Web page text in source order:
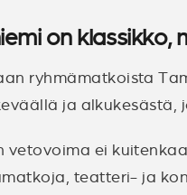
on
ryhmämatkoista
ja alkukesästä,
vetovoima ei
teatteri- ja